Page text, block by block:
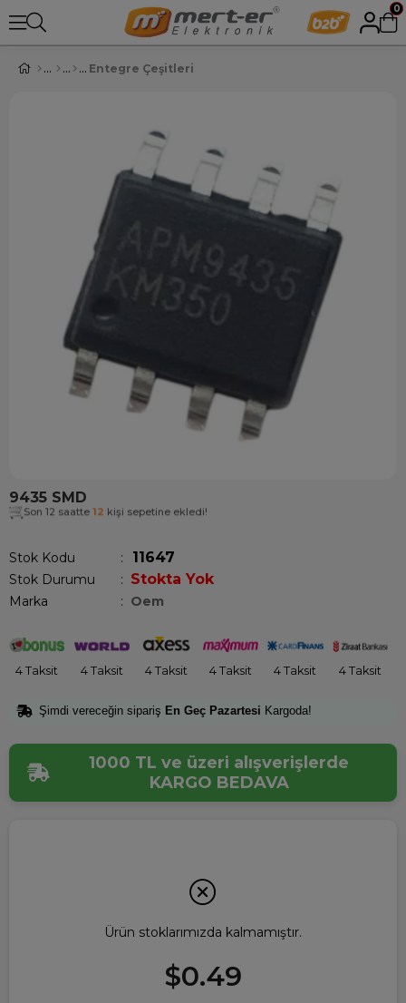
0
Entegre Çeşitleri
9435 SMD
Son 12 saatte 12 kişi sepetine ekledi!
Stok Kodu 11647
Stok Durumu : Stokta Yok
Marka : Oem
4 Taksit 4 Taksit 4 Taksit 4 Taksit 4 Taksit 4 Taksit
Şimdi vereceğin sipariş En Geç Pazartesi Kargoda!
1000 TL ve üzeri alışverişlerde
KARGO BEDAVA
Ürün stoklarımızda kalmamıştır.
$0.49